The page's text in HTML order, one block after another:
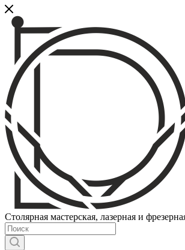
Столярная мастерская, лазерная и